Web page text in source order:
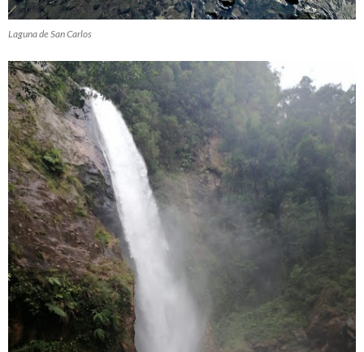
Laguna de San Carlos